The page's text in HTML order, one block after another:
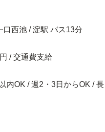
口西池 / 淀駅 バス13分
/ 交通費支給
内OK / 週2・3日からOK / 長